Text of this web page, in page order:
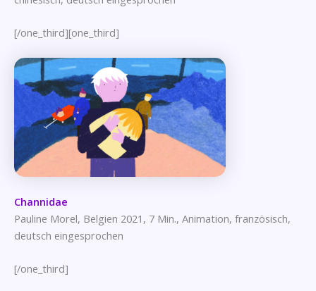
[/one_third][one_third]
Channidae
Pauline Morel, Belgien 2021, 7 Min., Animation, französisch,
deutsch eingesprochen
[/one_third]